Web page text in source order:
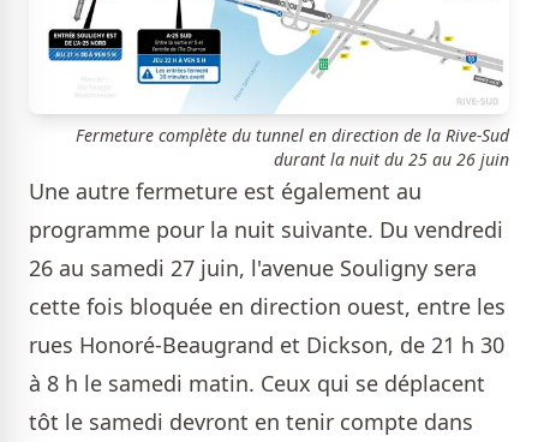
Fermeture complète du tunnel en direction de la Rive-Sud
durant la nuit du 25 au 26 juin
Une autre fermeture est également au
programme pour la nuit suivante. Du vendredi
26 au samedi 27 juin, l'avenue Souligny sera
cette fois bloquée en direction ouest, entre les
rues Honoré-Beaugrand et Dickson, de 21 h 30
à 8 h le samedi matin. Ceux qui se déplacent
tôt le samedi devront en tenir compte dans